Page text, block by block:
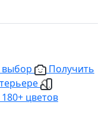
выбор
Получить
цветов